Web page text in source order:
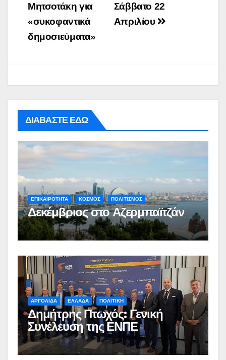
Σάββατο 22
Απριλίου
Μητσοτάκη για
«συκοφαντικά
δημοσιεύματα»
ΔΙΑΒΑΣΤΕ ΕΔΩ
ΕΠΙΚΑΙΡΟΤΗΤΑ ΚΟΣΜΟΣ ΠΟΛΙΤΙΣΜΟΣ
Δεκέμβριος στο Αζερμπαϊτζάν
ΑΡΓΟΛΙΔΑ ΕΛΛΑΔΑ ΠΟΛΙΤΙΚΗ
Δημήτρης Πτωχός: Γενική
Συνέλευση της ΕΝΠΕ